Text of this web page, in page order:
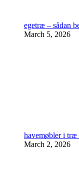
egetræ – sådan
March 5, 2026
havemøbler i træ
March 2, 2026